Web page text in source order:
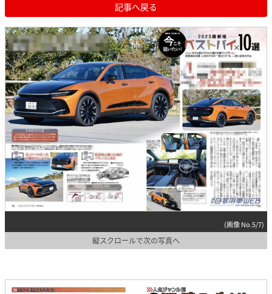
記事へ戻る
(画像 No.5/7)
縦スクロールで次の写真へ